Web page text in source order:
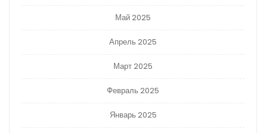
Май 2025
Апрель 2025
Март 2025
Февраль 2025
Январь 2025